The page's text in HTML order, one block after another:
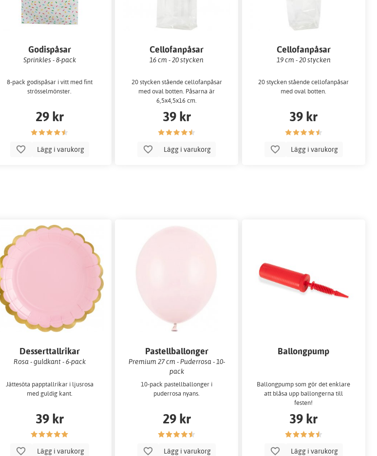
Godispåsar
Sprinkles - 8-pack
8-pack godispåsar i vitt med fint
strösselmönster.
29 kr
Lägg i varukorg
Cellofanpåsar
16 cm - 20 stycken
20 stycken stående cellofanpåsar
med oval botten. Påsarna är
6,5x4,5x16 cm.
39 kr
Lägg i varukorg
Cellofanpåsar
19 cm - 20 stycken
20 stycken stående cellofanpåsar
med oval botten.
39 kr
Lägg i varukorg
Desserttallrikar
Rosa - guldkant - 6-pack
Jättesöta papptallrikar i ljusrosa
med guldig kant.
39 kr
Lägg i varukorg
Pastellballonger
Premium 27 cm - Puderrosa - 10-
pack
10-pack pastellballonger i
puderrosa nyans.
29 kr
Lägg i varukorg
Ballongpump
Ballongpump som gör det enklare
att blåsa upp ballongerna till
festen!
39 kr
Lägg i varukorg